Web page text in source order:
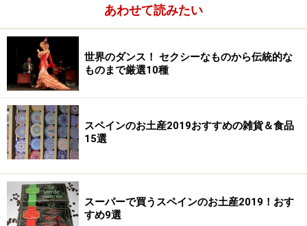
ツアーと個人旅行の基本についてはこちら＞＞＞ツアー
と個人旅行の違い
あわせて読みたい
世界のダンス！ セクシーなものから伝統的な
ものまで厳選10種
スペインのお土産2019おすすめの雑貨＆食品
15選
スーパーで買うスペインのお土産2019！おす
すめ9選